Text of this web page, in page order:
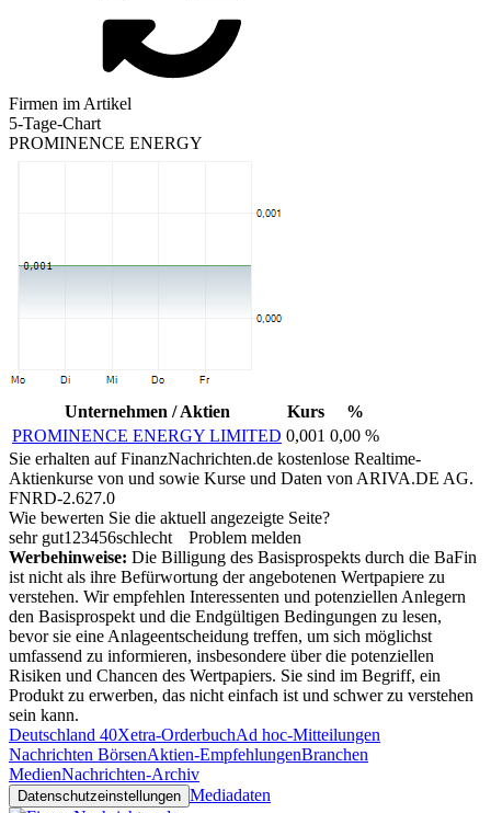
Firmen im Artikel
5-Tage-Chart
PROMINENCE ENERGY
Unternehmen / Aktien Kurs
%
PROMINENCE ENERGY LIMITED 0,001 0,00 %
Sie erhalten auf FinanzNachrichten.de kostenlose Realtime-
Aktienkurse von und sowie Kurse und Daten von ARIVA.DE AG.
FNRD-2.627.0
Wie bewerten Sie die aktuell angezeigte Seite?
sehr gut1 23456schlecht
Problem melden
Werbehinweise: Die Billigung des Basisprospekts durch die BaFin
ist nicht als ihre Befürwortung der angebotenen Wertpapiere zu
verstehen. Wir empfehlen Interessenten und potenziellen Anlegern
den Basisprospekt und die Endgültigen Bedingungen zu lesen,
bevor sie eine Anlageentscheidung treffen, um sich möglichst
umfassend zu informieren, insbesondere über die potenziellen
Risiken und Chancen des Wertpapiers. Sie sind im Begriff, ein
Produkt zu erwerben, das nicht einfach ist und schwer zu verstehen
sein kann.
Deutschland 40Xetra-OrderbuchAd hoc-Mitteilungen
Nachrichten BörsenAktien-EmpfehlungenBranchen
MedienNachrichten-Archiv
Datenschutzeinstellungen Mediadaten